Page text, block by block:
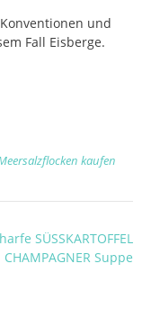
und
Fall Eisberge.
kaufen
SÜSSKARTOFFEL
CHAMPAGNER Suppe